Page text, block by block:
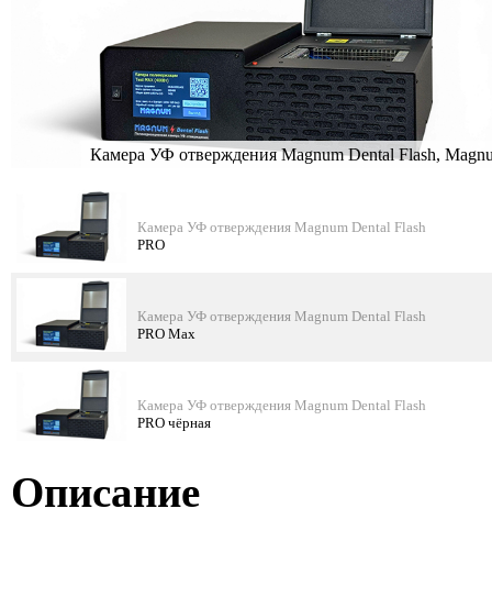
Камера УФ отверждения Magnum Dental Flash,
Камера УФ отверждения Magnum Dental Flash
PRO
Камера УФ отверждения Magnum Dental Flash
PRO Max
Камера УФ отверждения Magnum Dental Flash
PRO чёрная
Описание